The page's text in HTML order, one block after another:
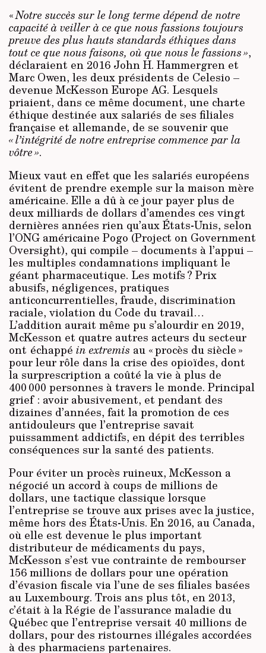
«Notre succès sur le long terme dépend de notre
capacité à veiller à ce que nous fassions toujours
preuve des plus hauts standards éthiques dans
tout ce que nous faisons, où que nous le fassions »,
déclaraient en 2016 John H. Hammergren et
Marc Owen, les deux présidents de Celesio –
devenue McKesson Europe AG. Lesquels
priaient, dans ce même document, une charte
éthique destinée aux salariés de ses filiales
française et allemande, de se souvenir que
« l’intégrité de notre entreprise commence par la
vôtre ».
Mieux vaut en effet que les salariés européens
évitent de prendre exemple sur la maison mère
américaine. Elle a dû à ce jour payer plus de
deux milliards de dollars d’amendes ces vingt
dernières années rien qu’aux États-Unis, selon
l’ONG américaine Pogo (Project on Government
Oversight), qui compile – documents à l’appui –
les multiples condamnations impliquant le
géant pharmaceutique. Les motifs ? Prix
abusifs, négligences, pratiques
anticoncurrentielles, fraude, discrimination
raciale, violation du Code du travail…
L’addition aurait même pu s’alourdir en 2019,
McKesson et quatre autres acteurs du secteur
ont échappé in extremis au « procès du siècle »
pour leur rôle dans la crise des opioïdes, dont
la surprescription a coûté la vie à plus de
400 000 personnes à travers le monde. Principal
grief : avoir abusivement, et pendant des
dizaines d’années, fait la promotion de ces
antidouleurs que l’entreprise savait
puissamment addictifs, en dépit des terribles
conséquences sur la santé des patients.
Pour éviter un procès ruineux, McKesson a
négocié un accord à coups de millions de
dollars, une tactique classique lorsque
l’entreprise se trouve aux prises avec la justice,
même hors des États-Unis. En 2016, au Canada,
où elle est devenue le plus important
distributeur de médicaments du pays,
McKesson s’est vue contrainte de rembourser
156 millions de dollars pour une opération
d’évasion fiscale via l’une de ses filiales basées
au Luxembourg. Trois ans plus tôt, en 2013,
c’était à la Régie de l’assurance maladie du
Québec que l’entreprise versait 40 millions de
dollars, pour des ristournes illégales accordées
à des pharmaciens partenaires.